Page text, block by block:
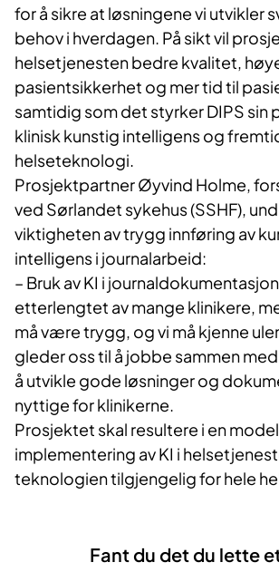
for å sikre at løsningene vi utvikler
behov i hverdagen. På sikt vil
helsetjenesten bedre kvalitet,
pasientsikkerhet og mer tid til
samtidig som det styrker DIPS sin
klinisk kunstig intelligens og
helseteknologi.
Prosjektpartner Øyvind Holme,
ved Sørlandet sykehus (SSHF),
viktigheten av trygg innføring av
intelligens i journalarbeid:
– Bruk av KI i
etterlengtet av mange klinikere,
må være trygg, og vi må kjenne
gleder oss til å jobbe sammen
å utvikle gode løsninger og
nyttige for klinikerne.
Prosjektet skal resultere i en
implementering av KI i
teknologien tilgjengelig for hele
Fant du det du lette